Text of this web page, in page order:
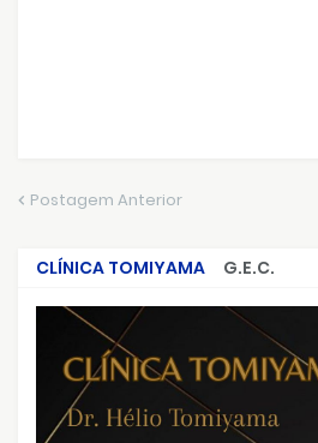
Postagem Anterior
CLÍNICA TOMIYAMA
G.E.C.
CRIMES QUE ABALARAM O BRASIL